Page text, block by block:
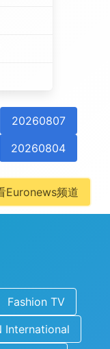
20260807
20260804
Euronews频道
Fashion TV
International